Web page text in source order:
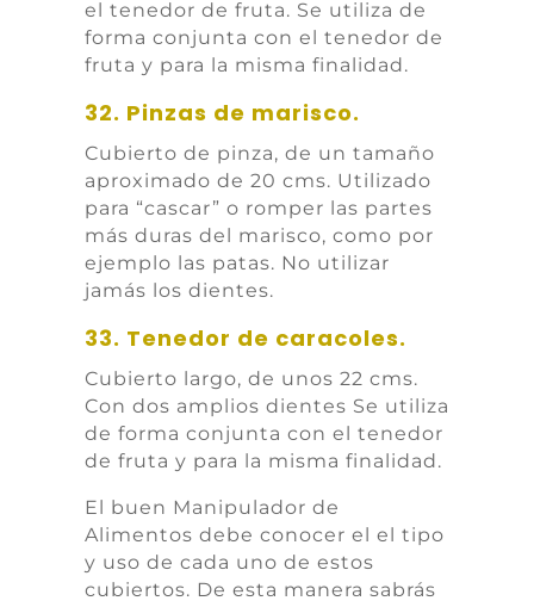
el tenedor de fruta. Se utiliza de
forma conjunta con el tenedor de
fruta y para la misma finalidad.
32. Pinzas de marisco.
Cubierto de pinza, de un tamaño
aproximado de 20 cms. Utilizado
para “cascar” o romper las partes
más duras del marisco, como por
ejemplo las patas. No utilizar
jamás los dientes.
33. Tenedor de caracoles.
Cubierto largo, de unos 22 cms.
Con dos amplios dientes Se utiliza
de forma conjunta con el tenedor
de fruta y para la misma finalidad.
El buen Manipulador de
Alimentos debe conocer el el tipo
y uso de cada uno de estos
cubiertos. De esta manera sabrás